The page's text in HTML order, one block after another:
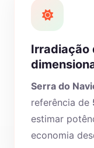
Irradiação
Serra do
referência de
estimar
economia